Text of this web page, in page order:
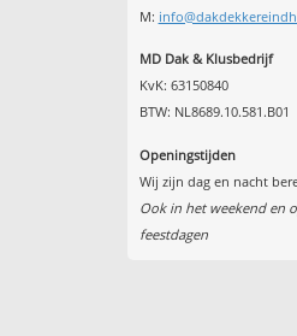
M:
MD Dak & Klusbedrijf
KvK: 63150840
BTW: NL8689.10.581.B01
Openingstijden
Wij zijn dag en nacht
Ook in het weekend en
feestdagen